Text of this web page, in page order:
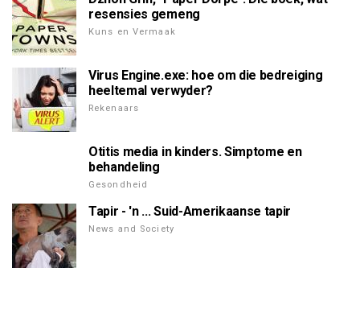
resensies gemeng
Kuns en Vermaak
Virus Engine.exe: hoe om die bedreiging
heeltemal verwyder?
Rekenaars
Otitis media in kinders. Simptome en
behandeling
Gesondheid
Tapir - 'n ... Suid-Amerikaanse tapir
News and Society